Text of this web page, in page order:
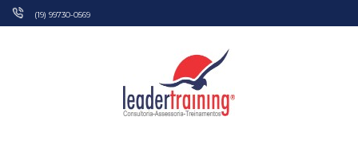
Pular
(19) 99730-0569